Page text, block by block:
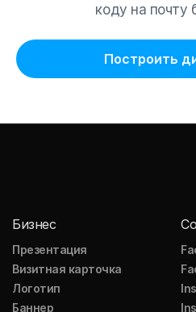
коду на почту
Построить
Бизнес
Презентация
Визитная карточка
Логотип
Баннер